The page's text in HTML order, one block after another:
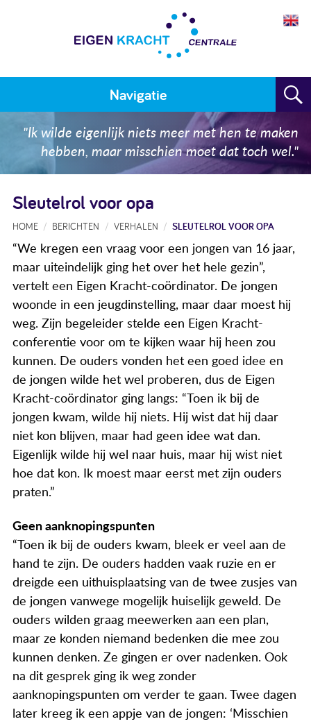
Navigatie
Home
Plan maken
Voor wie
Resultaten
Meedoen
Actueel
Contact
"Ik wilde eigenlijk niets meer met hen te maken
hebben, maar misschien moet dat toch wel."
Sleutelrol voor opa
HOME BERICHTEN VERHALEN SLEUTELROL VOOR OPA
“We kregen een vraag voor een jongen van 16 jaar,
maar uiteindelijk ging het over het hele gezin”,
vertelt een Eigen Kracht-coördinator. De jongen
woonde in een jeugdinstelling, maar daar moest hij
weg. Zijn begeleider stelde een Eigen Kracht-
conferentie voor om te kijken waar hij heen zou
kunnen. De ouders vonden het een goed idee en
de jongen wilde het wel proberen, dus de Eigen
Kracht-coördinator ging langs: “Toen ik bij de
jongen kwam, wilde hij niets. Hij wist dat hij daar
niet kon blijven, maar had geen idee wat dan.
Eigenlijk wilde hij wel naar huis, maar hij wist niet
hoe dat kon. Ik moest maar eerst met zijn ouders
praten.”
Geen aanknopingspunten
“Toen ik bij de ouders kwam, bleek er veel aan de
hand te zijn. De ouders hadden vaak ruzie en er
dreigde een uithuisplaatsing van de twee zusjes van
de jongen vanwege mogelijk huiselijk geweld. De
ouders wilden graag meewerken aan een plan,
maar ze konden niemand bedenken die mee zou
kunnen denken. Ze gingen er over nadenken. Ook
na dit gesprek ging ik weg zonder
aanknopingspunten om verder te gaan. Twee dagen
later kreeg ik een appje van de jongen: ‘Misschien